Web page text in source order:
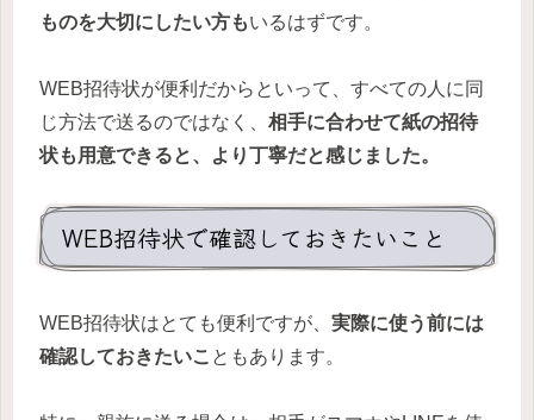
ものを大切にしたい方もいるはずです。
WEB招待状が便利だからといって、すべての人に同
じ方法で送るのではなく、 相手に合わせて紙の招待
状も用意できると、より丁寧だと感じました。
WEB招待状で確認しておきたいこと
WEB招待状はとても便利ですが、 実際に使う前には
確認しておきたいこ ともあります。